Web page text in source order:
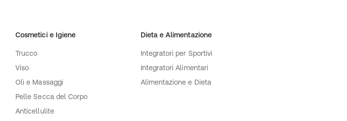
Cosmetici e Igiene
Trucco
Viso
Oli e Massaggi
Pelle Secca del Corpo
Anticellulite
Dieta e Alimentazione
Integratori per Sportivi
Integratori Alimentari
Alimentazione e Dieta